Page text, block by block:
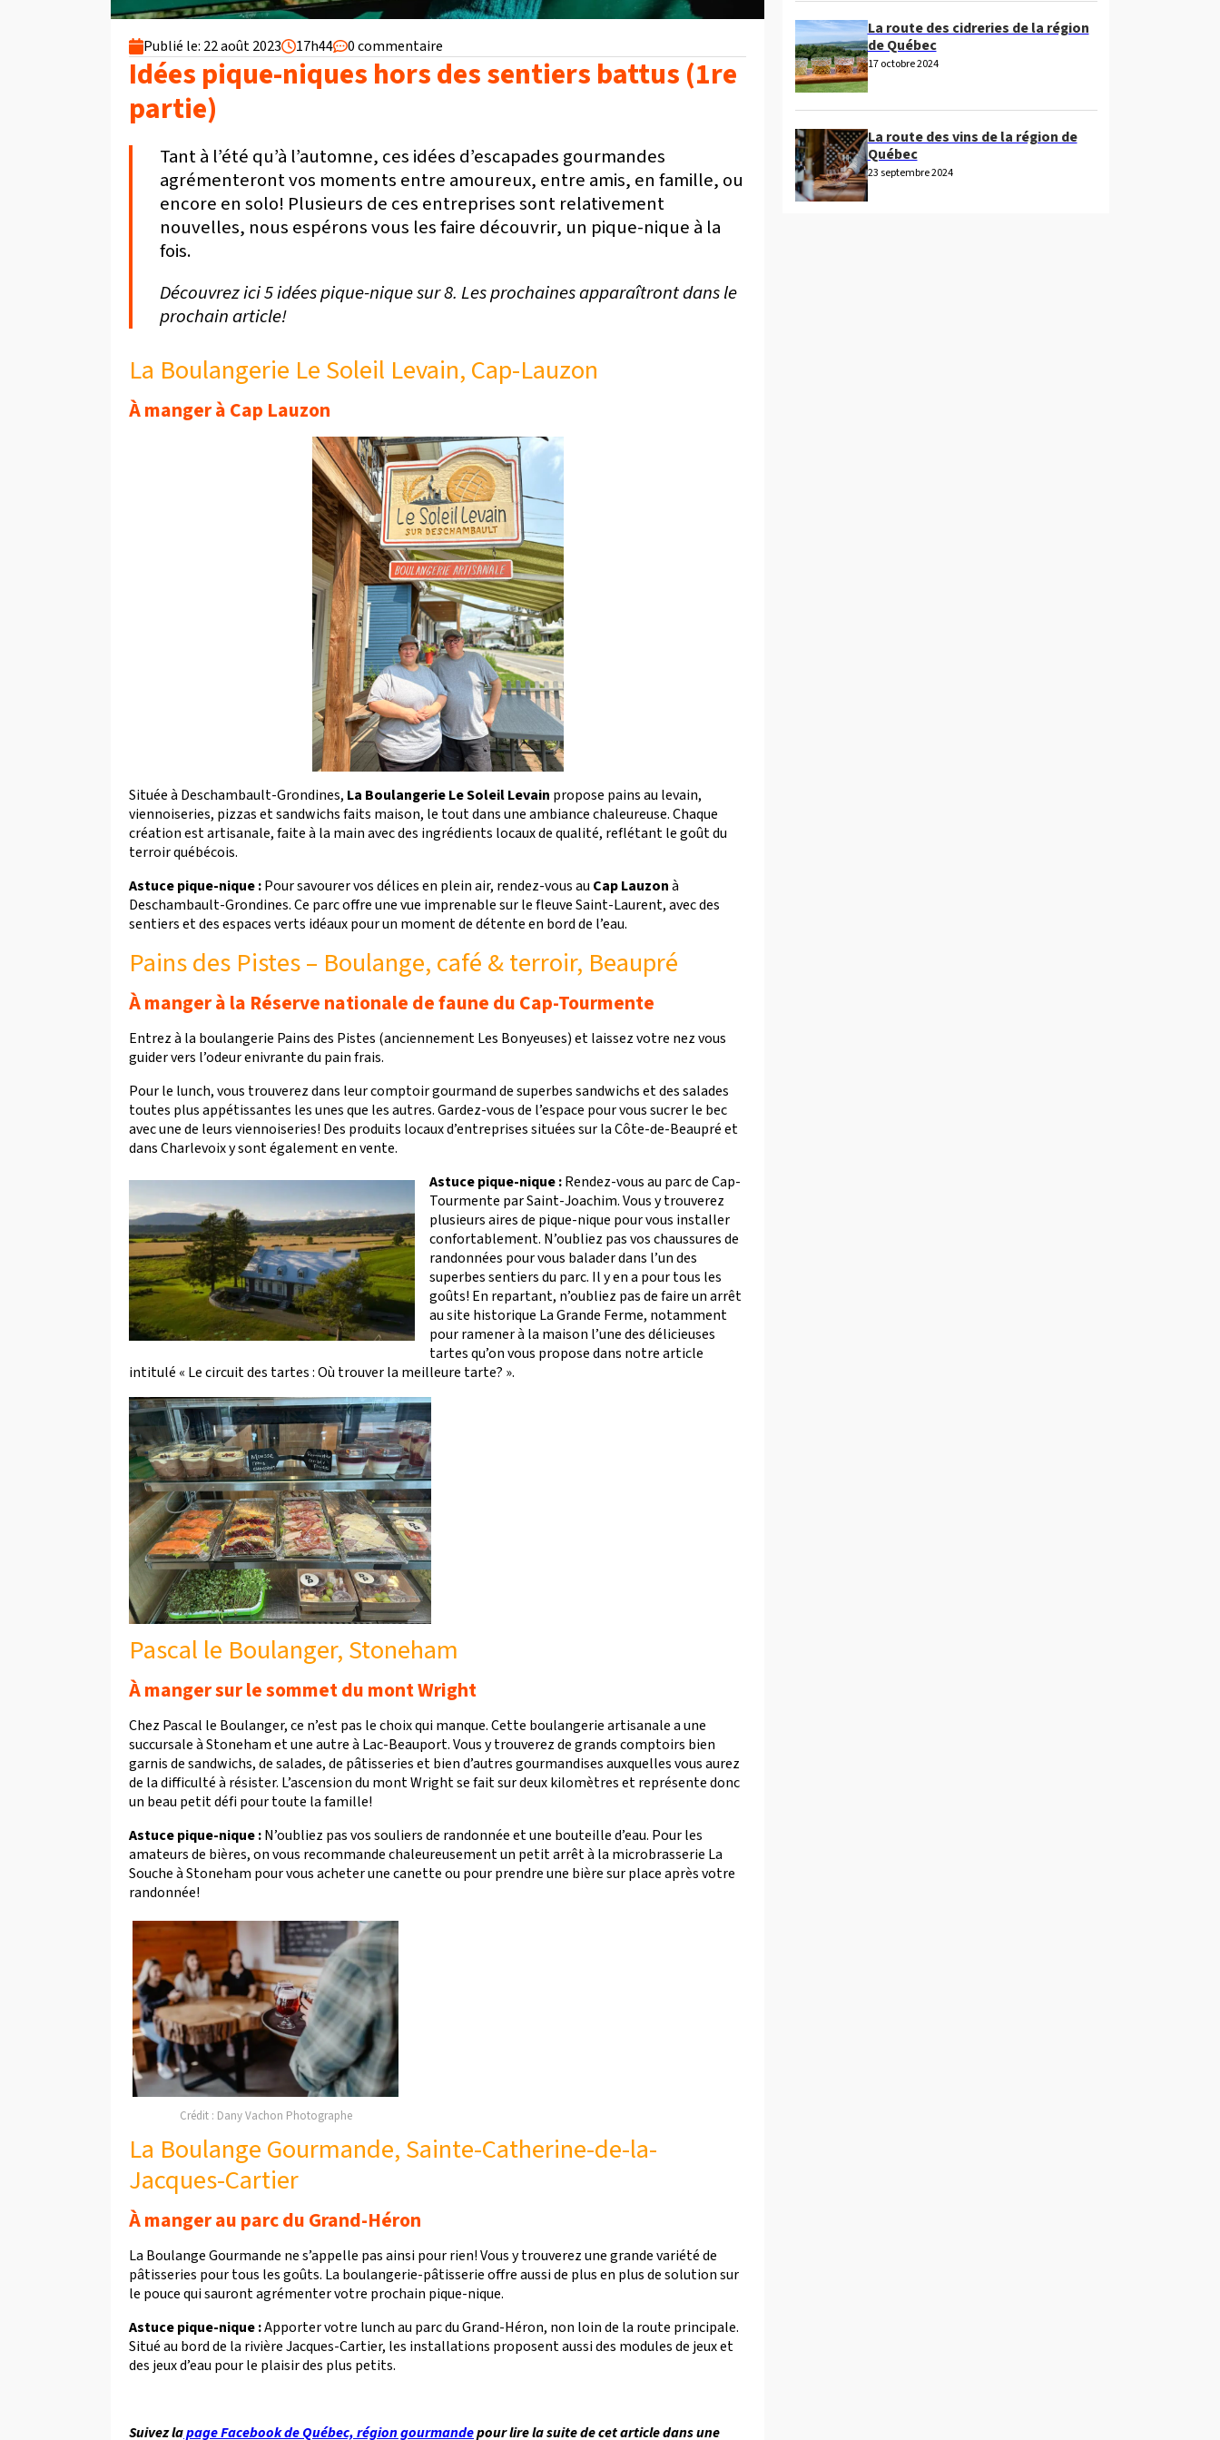
Publié le: 22 août 2023 17h44 0 commentaire
Idées pique-niques hors des sentiers battus (1re
partie)
Tant à l’été qu’à l’automne, ces idées d’escapades gourmandes
agrémenteront vos moments entre amoureux, entre amis, en famille, ou
encore en solo! Plusieurs de ces entreprises sont relativement
nouvelles, nous espérons vous les faire découvrir, un pique-nique à la
fois.
Découvrez ici 5 idées pique-nique sur 8. Les prochaines apparaîtront dans le
prochain article!
La Boulangerie Le Soleil Levain, Cap-Lauzon
À manger à Cap Lauzon
Située à Deschambault-Grondines, La Boulangerie Le Soleil Levain propose pains au levain,
viennoiseries, pizzas et sandwichs faits maison, le tout dans une ambiance chaleureuse. Chaque
création est artisanale, faite à la main avec des ingrédients locaux de qualité, reflétant le goût du
terroir québécois.
Astuce pique-nique :Pour savourer vos délices en plein air, rendez-vous au Cap Lauzonà
Deschambault-Grondines. Ce parc offre une vue imprenable sur le fleuve Saint-Laurent, avec des
sentiers et des espaces verts idéaux pour un moment de détente en bord de l’eau.
Pains des Pistes – Boulange, café & terroir, Beaupré
À manger à la Réserve nationale de faune du Cap‑Tourmente
Entrez à la boulangerie Pains des Pistes (anciennement Les Bonyeuses) et laissez votre nez vous
guider vers l’odeur enivrante du pain frais.
Pour le lunch, vous trouverez dans leur comptoir gourmand de superbes sandwichs et des salades
toutes plus appétissantes les unes que les autres. Gardez-vous de l’espace pour vous sucrer le bec
avec une de leurs viennoiseries! Des produits locaux d’entreprises situées sur la Côte-de-Beaupré et
dans Charlevoix y sont également en vente.
Astuce pique-nique :Rendez-vous au parc de Cap-
Tourmente par Saint-Joachim. Vous y trouverez
plusieurs aires de pique-nique pour vous installer
confortablement. N’oubliez pas vos chaussures de
randonnées pour vous balader dans l’un des
superbes sentiers du parc. Il y en a pour tous les
goûts! En repartant, n’oubliez pas de faire un arrêt
au site historique La Grande Ferme, notamment
pour ramener à la maison l’une des délicieuses
tartes qu’on vous propose dans notre article
intitulé « Le circuit des tartes : Où trouver la meilleure tarte? ».
Pascal le Boulanger, Stoneham
À manger sur le sommet du mont Wright
Chez Pascal le Boulanger, ce n’est pas le choix qui manque. Cette boulangerie artisanale a une
succursale à Stoneham et une autre à Lac-Beauport. Vous y trouverez de grands comptoirs bien
garnis de sandwichs, de salades, de pâtisseries et bien d’autres gourmandises auxquelles vous aurez
de la difficulté à résister. L’ascension du mont Wright se fait sur deux kilomètres et représente donc
un beau petit défi pour toute la famille!
Astuce pique-nique :N’oubliez pas vos souliers de randonnée et une bouteille d’eau. Pour les
amateurs de bières, on vous recommande chaleureusement un petit arrêt à la microbrasserie La
Souche à Stoneham pour vous acheter une canette ou pour prendre une bière sur place après votre
randonnée!
Crédit : Dany Vachon Photographe
La Boulange Gourmande, Sainte-Catherine-de-la-
Jacques-Cartier
À manger au parc du Grand-Héron
La Boulange Gourmande ne s’appelle pas ainsi pour rien! Vous y trouverez une grande variété de
pâtisseries pour tous les goûts. La boulangerie-pâtisserie offre aussi de plus en plus de solution sur
le pouce qui sauront agrémenter votre prochain pique-nique.
Astuce pique-nique :Apporter votre lunch au parc du Grand-Héron, non loin de la route principale.
Situé au bord de la rivière Jacques-Cartier, les installations proposent aussi des modules de jeux et
des jeux d’eau pour le plaisir des plus petits.
Suivez lapage Facebook de Québec, région gourmandepour lire la suite de cet article dans une
La route des cidreries de la région
de Québec
17 octobre 2024
La route des vins de la région de
Québec
23 septembre 2024